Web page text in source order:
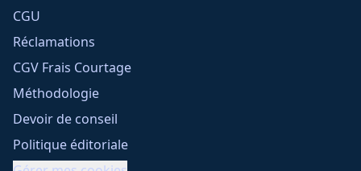
CGU
Réclamations
CGV Frais Courtage
Méthodologie
Devoir de conseil
Politique éditoriale